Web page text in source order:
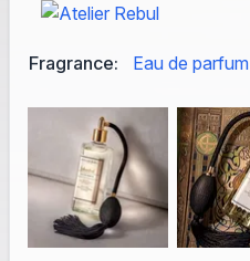
Fragrance: Eau de parfum